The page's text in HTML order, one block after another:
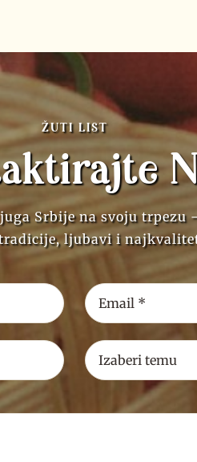
ŽUTI LIST
Srbije na svoju trpezu
ljubavi i